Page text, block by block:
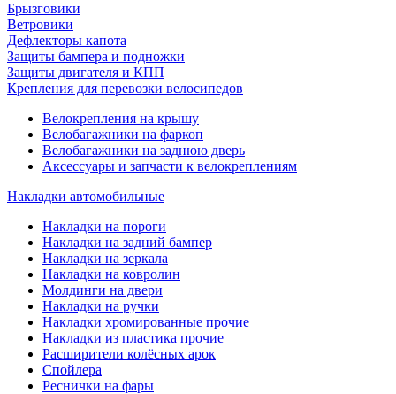
Брызговики
Ветровики
Дефлекторы капота
Защиты бампера и подножки
Защиты двигателя и КПП
Крепления для перевозки велосипедов
Велокрепления на крышу
Велобагажники на фаркоп
Велобагажники на заднюю дверь
Аксессуары и запчасти к велокреплениям
Накладки автомобильные
Накладки на пороги
Накладки на задний бампер
Накладки на зеркала
Накладки на ковролин
Молдинги на двери
Накладки на ручки
Накладки хромированные прочие
Накладки из пластика прочие
Расширители колёсных арок
Спойлера
Реснички на фары